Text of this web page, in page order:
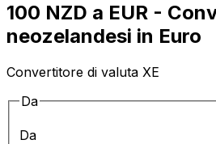
100 NZD a EUR -
neozelandesi in Euro
Convertitore di valuta XE
Da
Da